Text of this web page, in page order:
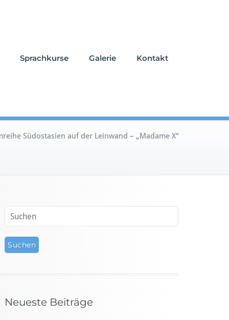
Sprachkurse Galerie Kontakt
Südostasien auf der Leinwand – „Madame X“
Neueste Beiträge